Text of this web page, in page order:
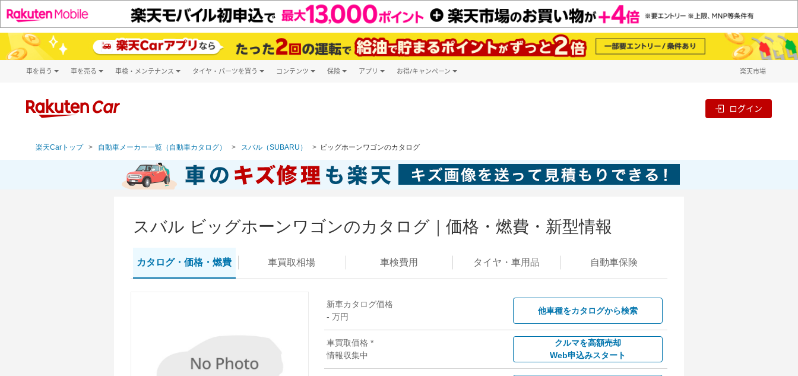
車を買う
新車
車を売る 車検・メンテナンス タイヤ・パーツを買う コンテンツ 保険 アプリ お得/キャンペーン 楽天市場
ログイン
楽天Carトップ 自動車メーカー一覧（自動車カタログ） スバル（SUBARU） ビッグホーンワゴンのカタログ
スバル ビッグホーンワゴンのカタログ｜価格・燃費・新型情報
カタログ・価格・燃費 車買取相場 車検費用 タイヤ・ 車用品 自動車保険
新車カタログ価格
- 万円
他車種をカタログから検索
車買取価格 *
情報収集中
クルマを高額売却
Web申込みスタート